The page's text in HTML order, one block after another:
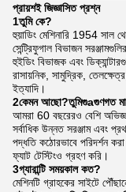
প্রায়শই জিজ্ঞাসিত প্রশ্ন
1তুমি কে?
হুয়াডিং মেশিনারি 1954 সাল
সেন্ট্রিফুগাল বিভাজন
হুইডিং বিভাজক এবং
রাসায়নিক, সামুদ্রিক,
ইত্যাদি।
2কেমন আছো?তুমিগুaগুণগত
আমরা 60 বছরেরও বেশি
সর্বাধিক উন্নত সরঞ্জাম এবং
পদ্ধতি কঠোরভাবে পরিদর্শন
ফ্যাট টেস্টিংও গ্রহণ করি।
3গ্যারান্টি সময়কাল কত?
মেশিনটি গ্রাহকের সাইটে